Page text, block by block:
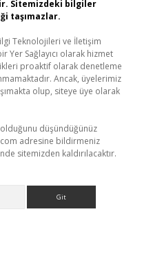
Sitemizdeki bilgiler
taşımazlar.
Teknolojileri ve İletişim
Yer Sağlayıcı olarak hizmet
proaktif olarak denetleme
Ancak, üyelerimiz
olup, siteye üye olarak
olduğunu düşündüğünüz
adresine bildirmeniz
sitemizden kaldırılacaktır.